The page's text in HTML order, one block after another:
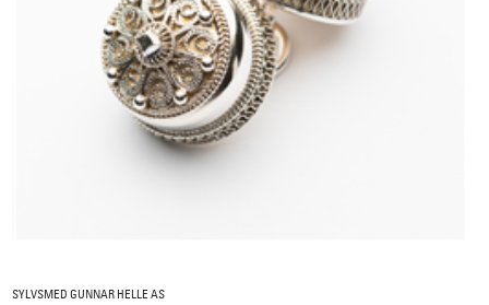
SYLVSMED GUNNAR HELLE AS